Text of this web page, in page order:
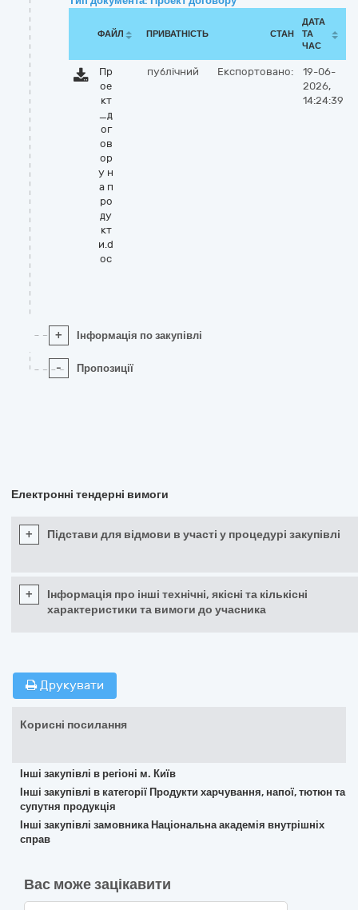
ФАЙЛ ПРИВАТНІСТЬ СТАН
ДАТА
ТА
ЧАС
Пр
ое
кт
_д
ог
ов
ор
у н
а п
ро
ду
кт
и.d
oc
публічний Експортовано:
19-06-
2026,
14:24:39
+ Інформація по закупівлі
- Пропозиції
Електронні тендерні вимоги
+ Підстави для відмови в участі у процедурі закупівлі
+
Інформація про інші технічні, якісні та кількісні
характеристики та вимоги до учасника
Друкувати
Корисні посилання
Інші закупівлі в регіоні м. Київ
Інші закупівлі в категорії Продукти харчування, напої, тютюн та
супутня продукція
Інші закупівлі замовника Національна академія внутрішніх
справ
Вас може зацікавити